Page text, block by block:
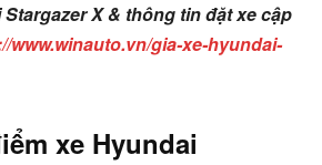
Stargazer X & thông tin đặt xe cập
www.winauto.vn/gia-xe-hyundai-
xe Hyundai